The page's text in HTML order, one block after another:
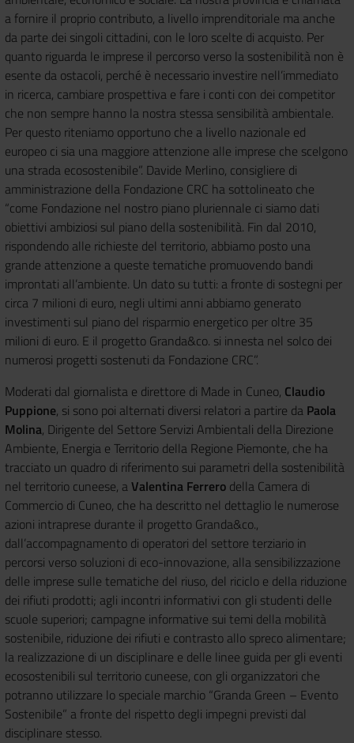
a fornire il proprio contributo, a livello imprenditoriale ma anche
da parte dei singoli cittadini, con le loro scelte di acquisto. Per
quanto riguarda le imprese il percorso verso la sostenibilità non è
esente da ostacoli, perché è necessario investire nell’immediato
in ricerca, cambiare prospettiva e fare i conti con dei competitor
che non sempre hanno la nostra stessa sensibilità ambientale.
Per questo riteniamo opportuno che a livello nazionale ed
europeo ci sia una maggiore attenzione alle imprese che scelgono
una strada ecosostenibile”. Davide Merlino, consigliere di
amministrazione della Fondazione CRC ha sottolineato che
“come Fondazione nel nostro piano pluriennale ci siamo dati
obiettivi ambiziosi sul piano della sostenibilità. Fin dal 2010,
rispondendo alle richieste del territorio, abbiamo posto una
grande attenzione a queste tematiche promuovendo bandi
improntati all’ambiente. Un dato su tutti: a fronte di sostegni per
circa 7 milioni di euro, negli ultimi anni abbiamo generato
investimenti sul piano del risparmio energetico per oltre 35
milioni di euro. E il progetto Granda&co. si innesta nel solco dei
numerosi progetti sostenuti da Fondazione CRC”.
Moderati dal giornalista e direttore di Made in Cuneo, Claudio
Puppione, si sono poi alternati diversi relatori a partire da Paola
Molina, Dirigente del Settore Servizi Ambientali della Direzione
Ambiente, Energia e Territorio della Regione Piemonte, che ha
tracciato un quadro di riferimento sui parametri della sostenibilità
nel territorio cuneese, aValentina Ferrero della Camera di
Commercio di Cuneo, che ha descritto nel dettaglio le numerose
azioni intraprese durante il progetto Granda&co.,
dall’accompagnamento di operatori del settore terziario in
percorsi verso soluzioni di eco-innovazione, alla sensibilizzazione
delle imprese sulle tematiche del riuso, del riciclo e della riduzione
dei rifiuti prodotti; agli incontri informativi con gli studenti delle
scuole superiori; campagne informative sui temi della mobilità
sostenibile, riduzione dei rifiuti e contrasto allo spreco alimentare;
la realizzazione di un disciplinare e delle linee guida per gli eventi
ecosostenibili sul territorio cuneese, con gli organizzatori che
potranno utilizzare lo speciale marchio “Granda Green – Evento
Sostenibile” a fronte del rispetto degli impegni previsti dal
disciplinare stesso.